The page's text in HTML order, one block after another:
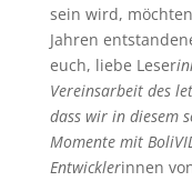
sein wird,
Jahren
euch, liebe Leser
Vereinsarbeit des
dass wir in diesem
Momente mit
Entwicklerinnen